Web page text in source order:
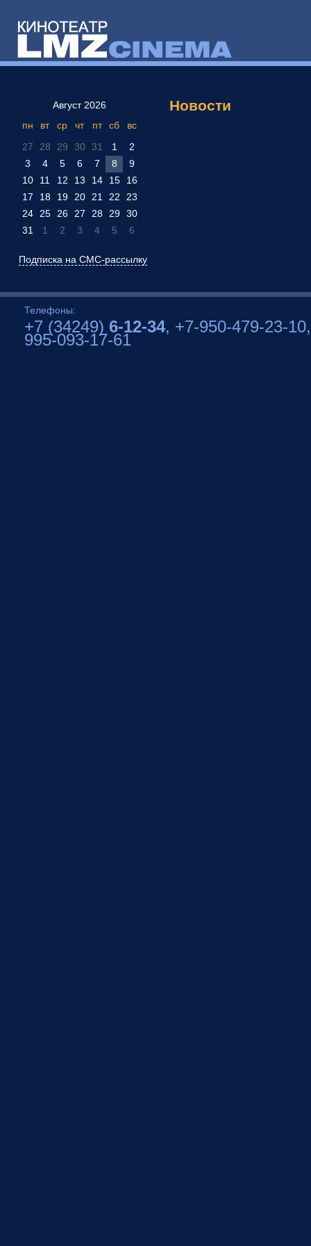
Август 2026
пн
вт ср чт пт сб
вс
27
28 29 30 31 1
2
3
4 5 6 7 8
9
10
11 12 13 14 15
16
17
18 19 20 21 22
23
24
25 26 27 28 29 30
31
1 2 3 4 5 6
Подписка на СМС-рассылку
Новости
Телефоны:
+7 (34249) 6-12-34, +7-950-479-23-
995-093-17-61